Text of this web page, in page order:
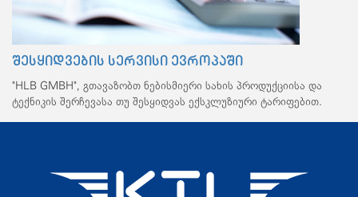
შესყიდვების სერვისი ევროპაში
"HLB GMBH", გთავაზობთ ნებისმიერი სახის პროდუქციისა და
ტექნიკის შერჩევასა თუ შესყიდვას ექსკლუზიური ტარიფებით.